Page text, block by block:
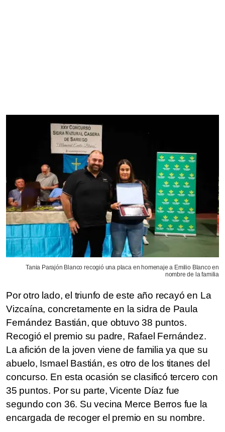
Tania Parajón Blanco recogió una placa en homenaje a Emilio Blanco en
nombre de la familia
Por otro lado, el triunfo de este año recayó en La
Vizcaína, concretamente en la sidra de Paula
Fernández Bastián, que obtuvo 38 puntos.
Recogió el premio su padre, Rafael Fernández.
La afición de la joven viene de familia ya que su
abuelo, Ismael Bastián, es otro de los titanes del
concurso. En esta ocasión se clasificó tercero con
35 puntos. Por su parte, Vicente Díaz fue
segundo con 36. Su vecina Merce Berros fue la
encargada de recoger el premio en su nombre.